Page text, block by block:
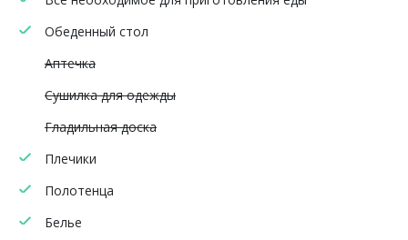
Обеденный стол
Аптечка
Сушилка для одежды
Гладильная доска
Плечики
Полотенца
Белье